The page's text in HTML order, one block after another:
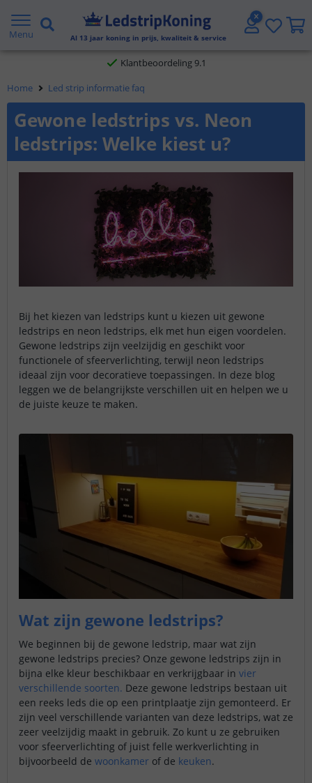
Menu Al 13 jaar koning in prijs, kwaliteit & service
Gratis verzending vanaf € 20,- NL en BE
Klantbeoordeling 9.1
Voor 23:45 uur besteld,
Home Led strip informatie faq
Gewone ledstrips vs. Neon
ledstrips: Welke kiest u?
Bij het kiezen van ledstrips kunt u kiezen uit gewone
ledstrips en neon ledstrips, elk met hun eigen voordelen.
Gewone ledstrips zijn veelzijdig en geschikt voor
functionele of sfeerverlichting, terwijl neon ledstrips
ideaal zijn voor decoratieve toepassingen. In deze blog
leggen we de belangrijkste verschillen uit en helpen we u
de juiste keuze te maken.
Wat zijn gewone ledstrips?
We beginnen bij de gewone ledstrip, maar wat zijn
gewone ledstrips precies? Onze gewone ledstrips zijn in
bijna elke kleur beschikbaar en verkrijgbaar in vier
verschillende soorten. Deze gewone ledstrips bestaan uit
een reeks leds die op een printplaatje zijn gemonteerd. Er
zijn veel verschillende varianten van deze ledstrips, wat ze
zeer veelzijdig maakt in gebruik. Zo kunt u ze gebruiken
voor sfeerverlichting of juist felle werkverlichting in
bijvoorbeeld de woonkamer of de keuken.